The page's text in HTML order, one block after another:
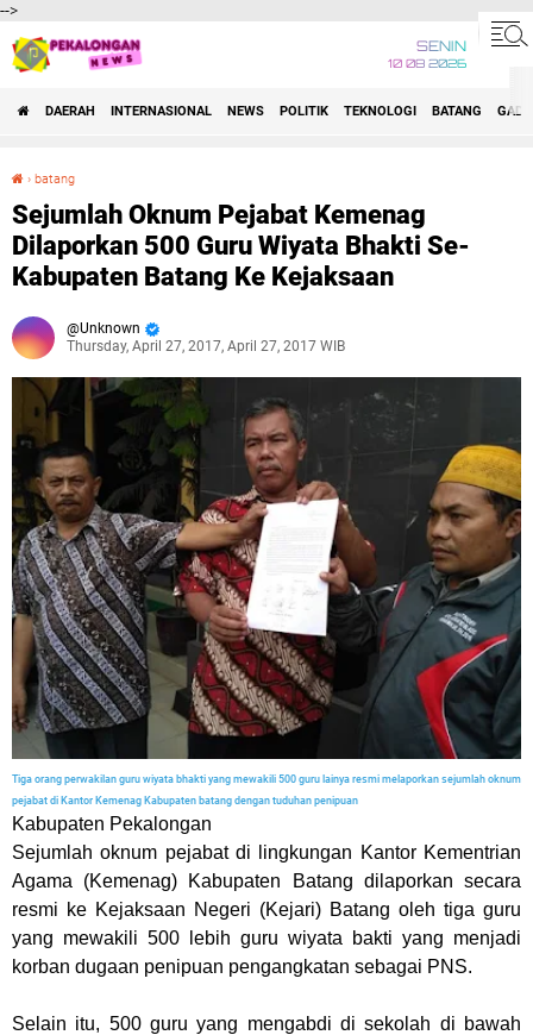
-->
SENIN
10 08 2026
DAERAH INTERNASIONAL NEWS POLITIK TEKNOLOGI BATANG
› batang
Sejumlah Oknum Pejabat Kemenag
Dilaporkan 500 Guru Wiyata Bhakti Se-
Kabupaten Batang Ke Kejaksaan
Unknown
Thursday, April 27, 2017, April 27, 2017 WIB
Tiga orang perwakilan guru wiyata bhakti yang mewakili 500 guru lainya resmi melaporkan sejumlah oknum
pejabat di Kantor Kemenag Kabupaten batang dengan tuduhan penipuan
Kabupaten Pekalongan
Sejumlah oknum pejabat di lingkungan Kantor Kementrian
Agama (Kemenag) Kabupaten Batang dilaporkan secara
resmi ke Kejaksaan Negeri (Kejari) Batang oleh tiga guru
yang mewakili 500 lebih guru wiyata bakti yang menjadi
korban dugaan penipuan pengangkatan sebagai PNS.
Selain itu, 500 guru yang mengabdi di sekolah di bawah